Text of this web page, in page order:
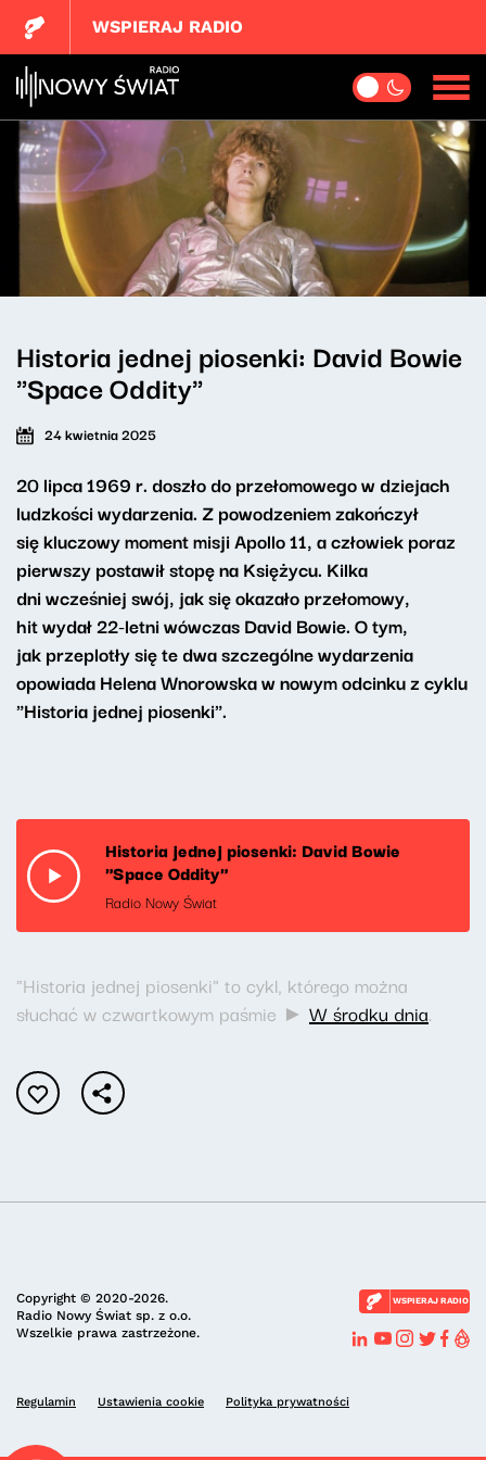
WSPIERAJ RADIO
Historia jednej piosenki: David Bowie
"Space Oddity"
24 kwietnia 2025
20 lipca 1969 r. doszło do przełomowego w dziejach
ludzkości wydarzenia. Z powodzeniem zakończył
się kluczowy moment misji Apollo 11, a człowiek poraz
pierwszy postawił stopę na Księżycu. Kilka
dni wcześniej swój, jak się okazało przełomowy,
hit wydał 22-letni wówczas David Bowie. O tym,
jak przeplotły się te dwa szczególne wydarzenia
opowiada Helena Wnorowska w nowym odcinku z cyklu
"Historia jednej piosenki".
Historia jednej piosenki: David Bowie
"Space Oddity"
Radio Nowy Świat
"Historia jednej piosenki" to cykl, którego można
słuchać w czwartkowym paśmie ► W środku dnia.
Copyright © 2020-2026.
Radio Nowy Świat sp. z o.o.
Wszelkie prawa zastrzeżone.
WSPIERAJ RADIO
Regulamin Ustawienia cookie Polityka prywatności